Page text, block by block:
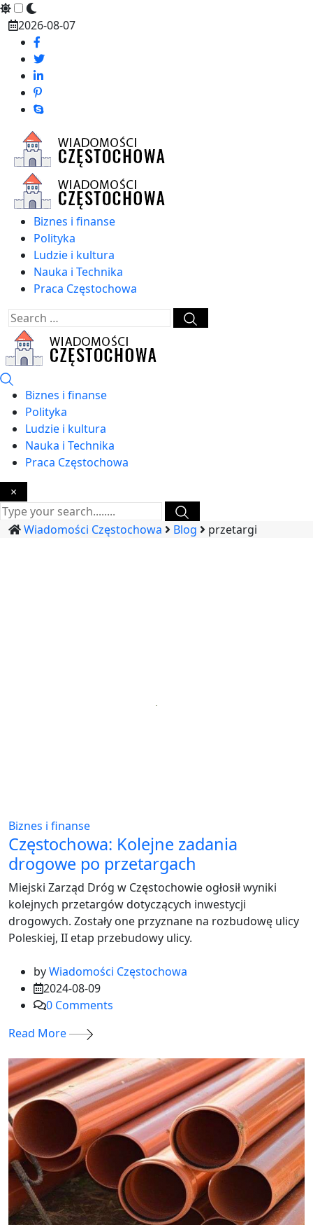
Skip
content
2026-08-07
Biznes i finanse
Polityka
Ludzie i kultura
Nauka i Technika
Praca Częstochowa
Biznes i finanse
Polityka
Ludzie i kultura
Nauka i Technika
Praca Częstochowa
×
Wiadomości Częstochowa Blog przetargi
Biznes i finanse
Częstochowa: Kolejne zadania
drogowe po przetargach
Miejski Zarząd Dróg w Częstochowie ogłosił wyniki
kolejnych przetargów dotyczących inwestycji
drogowych. Zostały one przyznane na rozbudowę ulicy
Poleskiej, II etap przebudowy ulicy.
byWiadomości Częstochowa
2024-08-09
0 Comments
Read More